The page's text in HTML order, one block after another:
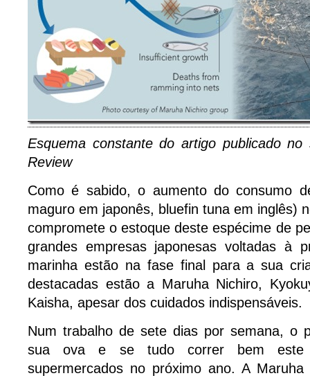
Esquema constante do artigo publicado
Review
Como é sabido, o aumento do consumo
maguro em japonês, bluefin tuna em inglês)
compromete o estoque deste espécime de
grandes empresas japonesas voltadas à
marinha estão na fase final para a sua
destacadas estão a Maruha Nichiro,
Kaisha, apesar dos cuidados indispensáveis.
Num trabalho de sete dias por semana, o
sua ova e se tudo correr bem este
supermercados no próximo ano. A